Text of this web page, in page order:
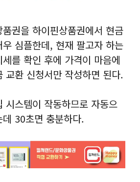
권을 하이핀상품권에서 현금
심플한데, 현재 팔고자 하는
를 확인 후에 가격이 마음에
교환 신청서만 작성하면 된다.
시스템이 작동하므로 자동으
30초면 충분하다.